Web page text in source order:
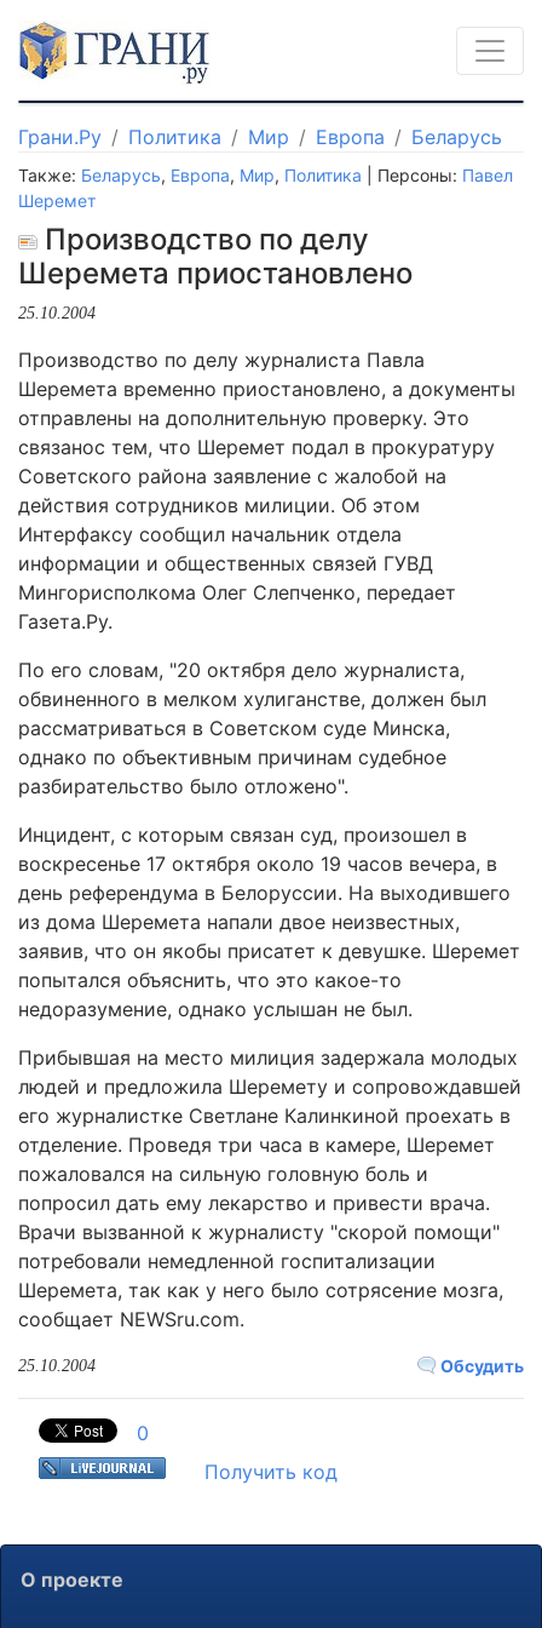
Грани.Ру Политика Мир Европа Беларусь
Также: Беларусь, Европа, Мир, Политика | Персоны: Павел
Шеремет
Производство по делу
Шеремета приостановлено
25.10.2004
Производство по делу журналиста Павла
Шеремета временно приостановлено, а документы
отправлены на дополнительную проверку. Это
связанос тем, что Шеремет подал в прокуратуру
Советского района заявление с жалобой на
действия сотрудников милиции. Об этом
Интерфаксу сообщил начальник отдела
информации и общественных связей ГУВД
Мингорисполкома Олег Слепченко, передает
Газета.Ру.
По его словам, "20 октября дело журналиста,
обвиненного в мелком хулиганстве, должен был
рассматриваться в Советском суде Минска,
однако по объективным причинам судебное
разбирательство было отложено".
Инцидент, с которым связан суд, произошел в
воскресенье 17 октября около 19 часов вечера, в
день референдума в Белоруссии. На выходившего
из дома Шеремета напали двое неизвестных,
заявив, что он якобы присатет к девушке. Шеремет
попытался объяснить, что это какое-то
недоразумение, однако услышан не был.
Прибывшая на место милиция задержала молодых
людей и предложила Шеремету и сопровождавшей
его журналистке Светлане Калинкиной проехать в
отделение. Проведя три часа в камере, Шеремет
пожаловался на сильную головную боль и
попросил дать ему лекарство и привести врача.
Врачи вызванной к журналисту "скорой помощи"
потребовали немедленной госпитализации
Шеремета, так как у него было сотрясение мозга,
сообщает NEWSru.com.
Обсудить
25.10.2004
0
Получить код
О проекте